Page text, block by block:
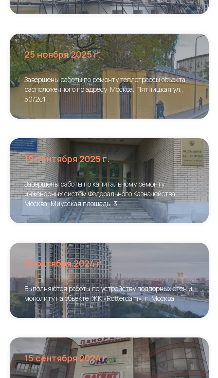
25 ноября 2025 г.
Завершены работы по ремонту теплотрассы объекта,
расположенного по адресу: Москва, Пятницкая ул.,
50/2с1
19 сентября 2025 г.
Завершены работы по капитальному ремонту
инженерных систем Федерального Казначейства.
Москва, Миусская площадь, 3
10 октября 2024 г.
Выполняются работы по устройству подпорных стен и
монолиту на объекте: ЖК «Rotterdam», г. Москва
15 сентября 2024 г.